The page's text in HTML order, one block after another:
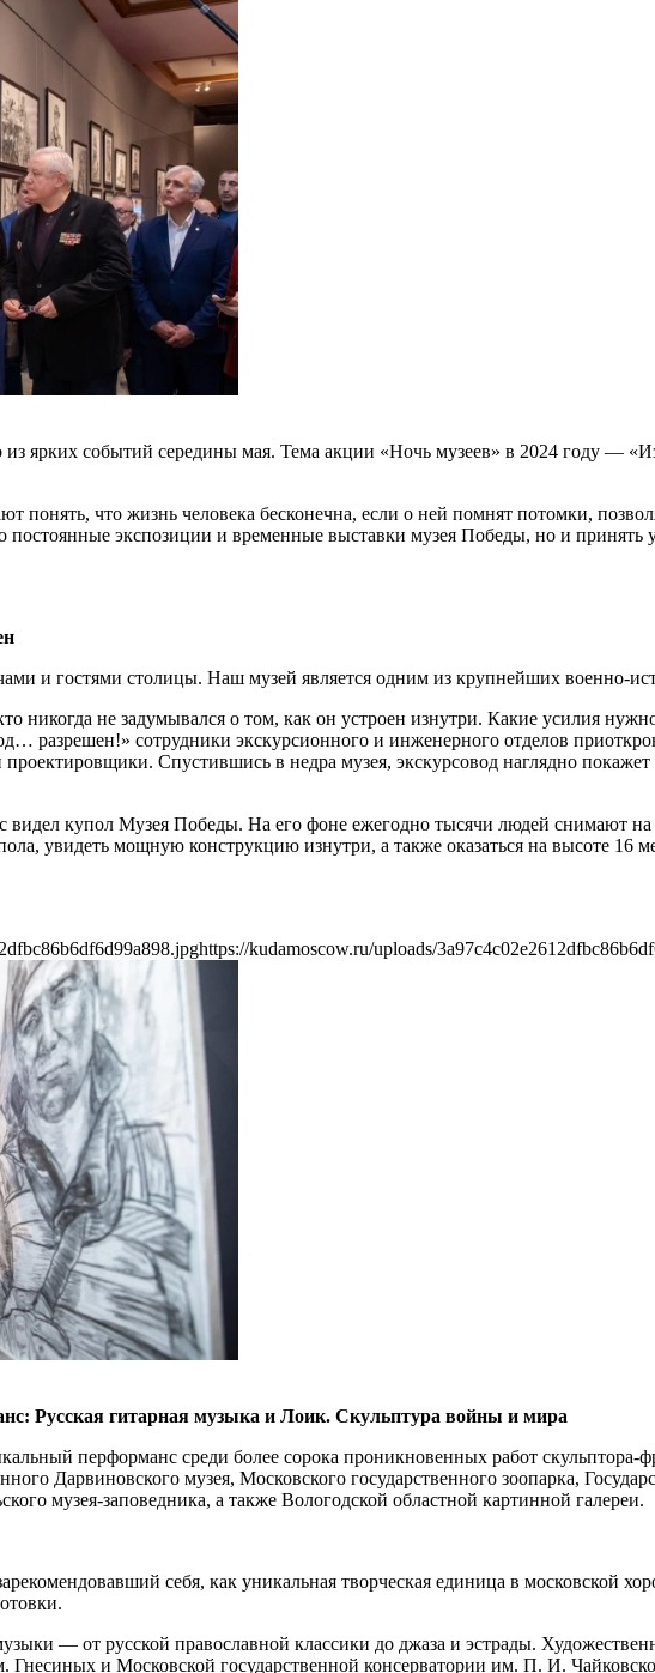
ярких событий середины мая. Тема акции «Ночь музеев» в 2024 году —
что жизнь человека бесконечна, если о ней помнят потомки,
постоянные экспозиции и временные выставки музея Победы, но и принять
и гостями столицы. Наш музей является одним из крупнейших военно-
не задумывался о том, как он устроен изнутри. Какие усилия
разрешен!» сотрудники экскурсионного и инженерного отделов
Спустившись в недра музея, экскурсовод наглядно
видел купол Музея Победы. На его фоне ежегодно тысячи людей снимают
увидеть мощную конструкцию изнутри, а также оказаться на высоте 16
https://kudamoscow.ru/uploads/
Русская гитарная музыка и Лоик. Скульптура войны и мира
перформанс среди более сорока проникновенных работ
Дарвиновского музея, Московского государственного зоопарка,
музея-заповедника, а также Вологодской областной картинной галереи.
себя, как уникальная творческая единица в московской
— от русской православной классики до джаза и эстрады.
и Московской государственной консерватории им. П. И.